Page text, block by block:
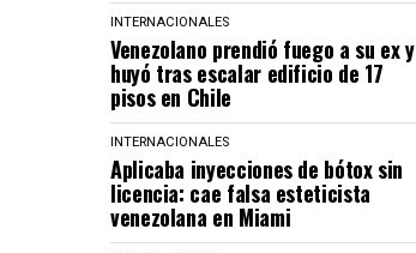
INTERNACIONALES
Venezolano prendió fuego a su ex y
huyó tras escalar edificio de 17
pisos en Chile
INTERNACIONALES
Aplicaba inyecciones de bótox sin
licencia: cae falsa esteticista
venezolana en Miami